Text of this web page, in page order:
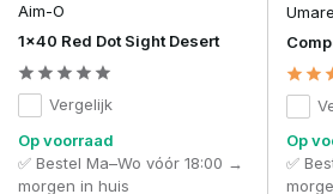
Bij red dot sights draait alles om
hoogte van je
mount
bepaalt hoe
replica gebruikt.
Een lage mount is compact en stabiel,
lagere hoofdpositie. Bij langere games
comfortabel zijn, zeker met face
Hogere mounts of riser setups zorgen
Aim-O
1x40 Red Dot Sight Desert
Vergelijk
Op voorraad
✅ Bestel Ma–Wo vóór 18:00 →
morgen in huis
Op
✅